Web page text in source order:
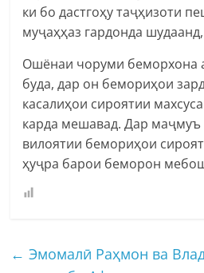
ки бо дастгоҳу таҷҳизоти
муҷаҳҳаз гардонда
Ошёнаи чоруми беморхона
буда, дар он бемориҳои
касалиҳои сироятии
карда мешавад. Дар
вилоятии бемориҳои
ҳуҷра барои беморон
← Эмомалӣ Раҳмон ва